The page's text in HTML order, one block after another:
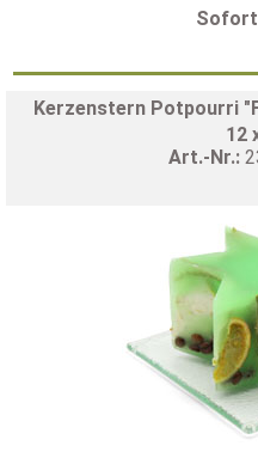
Kerzenstern Potpourri
12
Art.-Nr.: